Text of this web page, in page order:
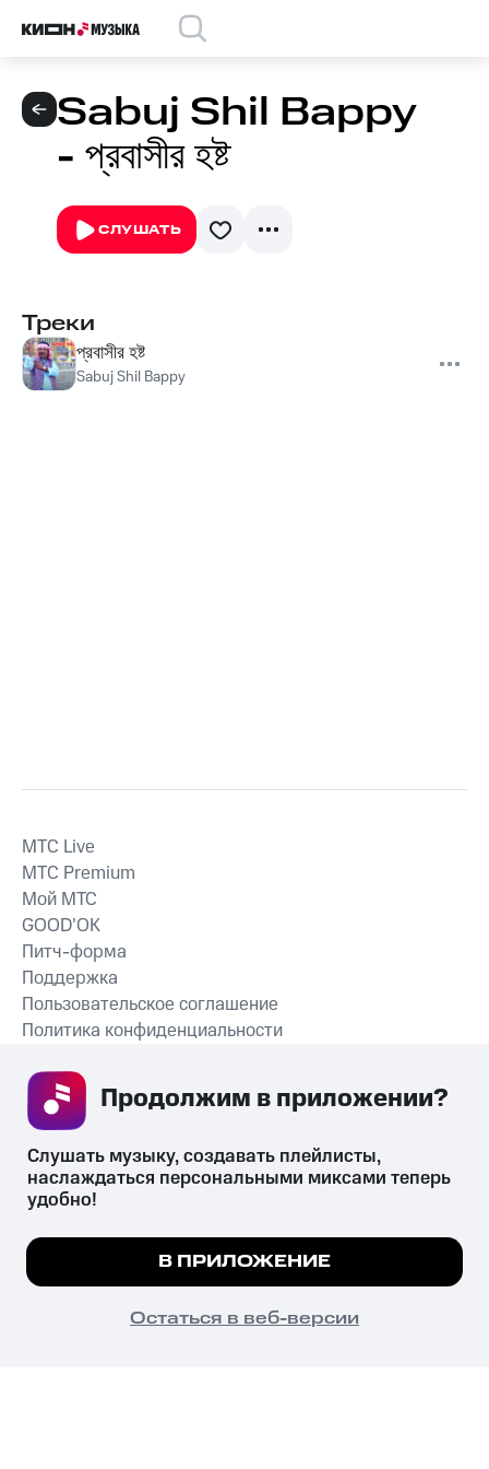
Sabuj Shil Bappy
- প্রবাসীর হষ্ট
СЛУШАТЬ
Треки
প্রবাসীর হষ্ট
Sabuj Shil Bappy
СКАЧАТЬ ПРИЛОЖЕНИЕ
MTС Live
MTС Premium
Мой МТС
GOOD’OK
Питч-форма
Поддержка
Пользовательское соглашение
Политика конфиденциальности
психотропных веществ, их аналогов причиняет вред здоровью,
их незаконный оборот запрещён и влечёт установленную
законодательством ответственность.
© 2026 ООО «КИОН».
Все права защищены
Мы используем куки, чтобы на сайте все
Подробнее
ПОНЯТНО
Слушать музыку, создавать плейлисты,
наслаждаться персональными миксами теперь
удобно!
В ПРИЛОЖЕНИЕ
Остаться в веб-версии